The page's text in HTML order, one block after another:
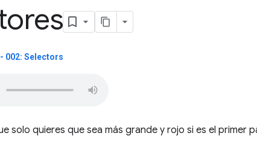
002: Selectors
solo quieres que sea más grande y rojo si es el primer